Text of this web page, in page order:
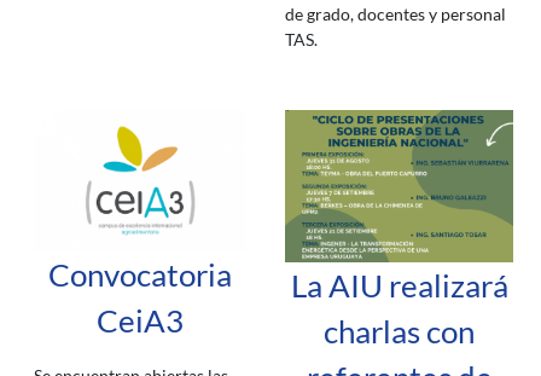
de grado, docentes y personal
TAS.
Convocatoria
CeiA3
La AIU realizará
charlas con